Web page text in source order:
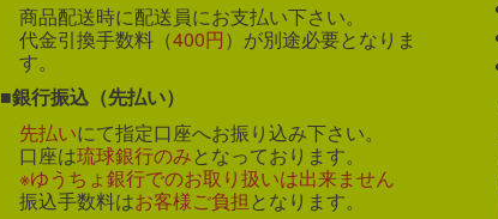
商品配送時に配送員にお支払い下さい。
代金引換手数料（400円）が別途必要となりま
す。
銀行振込（先払い）
先払いにて指定口座へお振り込み下さい。
口座は琉球銀行のみとなっております。
※ゆうちょ銀行でのお取り扱いは出来ません
振込手数料はお客様ご負担 となります。